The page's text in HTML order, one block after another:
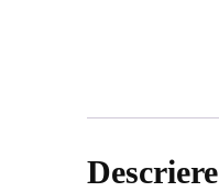
Descriere